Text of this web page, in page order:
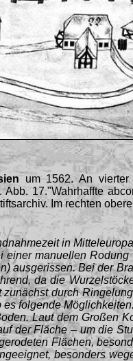
um 1562. An
17."Wahrhaffte
Im rechten
in
manuellen
ausgerissen. Bei der
da die
durch
folgende
Laut dem Großen
der Fläche – um die
Flächen,
besonders